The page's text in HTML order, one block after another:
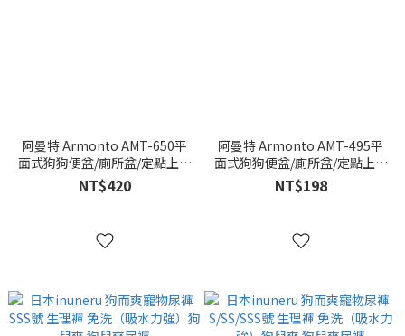
阿曼特 Armonto AMT-650平
面式狗狗便盆/廁所盆/定點上廁
所訓練-M號
NT$420
阿曼特 Armonto AMT-495平
面式狗狗便盆/廁所盆/定點上廁
所訓練-S號
NT$198